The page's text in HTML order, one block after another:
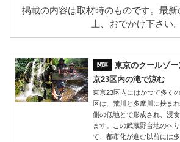
掲載の内容は取材時のものです。最
上、おでかけ下さい。
東京のクールゾ
京23区内の滝で涼む
東京23区内にはかつて多く
区は、荒川と多摩川に挟ま
側の低地とで形成され、浸
ます。この武蔵野台地のへ
て、都市化が進む以前には